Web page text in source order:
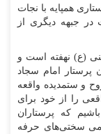
همپایه با نجات
در جبهه دیگری از
(ع) نهفته است و
پرستار امام سجاد
و ستمدیده واقعه
را از خود برای
که پرستاران
سختی‌های حرفه